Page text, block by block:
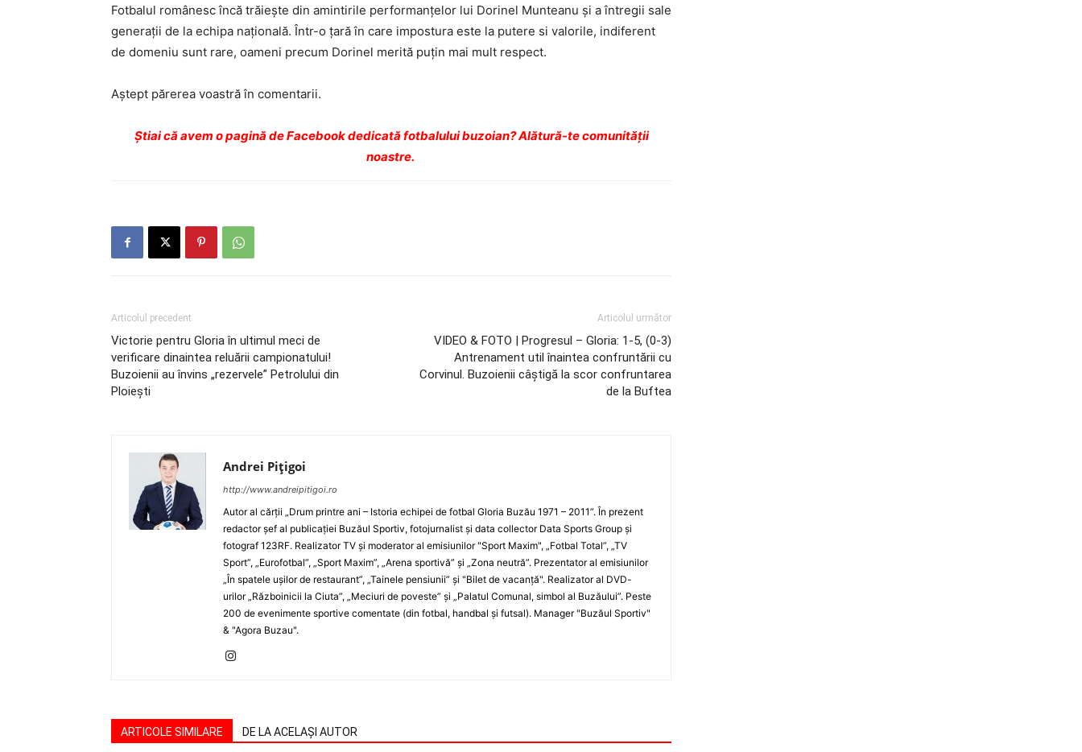
Fotbalul românesc încă trăieşte din amintirile performanţelor lui Dorinel Munteanu şi a întregii sale
generaţii de la echipa naţională. Într-o ţară în care impostura este la putere si valorile, indiferent
de domeniu sunt rare, oameni precum Dorinel merită puţin mai mult respect.
Aştept părerea voastră în comentarii.
Ştiai că avem o pagină de Facebook dedicată fotbalului buzoian? Alătură-te comunității
noastre.
Articolul precedent
Victorie pentru Gloria în ultimul meci de
verificare dinaintea reluării campionatului!
Buzoienii au învins „rezervele” Petrolului din
Ploieşti
Articolul următor
VIDEO & FOTO | Progresul – Gloria: 1-5, (0-3)
Antrenament util înaintea confruntării cu
Corvinul. Buzoienii câştigă la scor confruntarea
de la Buftea
Andrei Pițigoi
http://www.andreipitigoi.ro
Autor al cărţii „Drum printre ani – Istoria echipei de fotbal Gloria Buzău 1971 – 2011”. În prezent
redactor şef al publicaţiei Buzăul Sportiv, fotojurnalist şi data collector Data Sports Group şi
fotograf 123RF. Realizator TV şi moderator al emisiunilor "Sport Maxim", „Fotbal Total”, „TV
Sport”, „Eurofotbal”, „Sport Maxim”, „Arena sportivă” şi „Zona neutră”. Prezentator al emisiunilor
„În spatele uşilor de restaurant”, „Tainele pensiunii” şi "Bilet de vacanţă". Realizator al DVD-
urilor „Războinicii la Ciuta”, „Meciuri de poveste” şi „Palatul Comunal, simbol al Buzăului”. Peste
200 de evenimente sportive comentate (din fotbal, handbal şi futsal). Manager "Buzăul Sportiv"
& "Agora Buzau".
ARTICOLE SIMILARE DE LA ACELAȘI AUTOR